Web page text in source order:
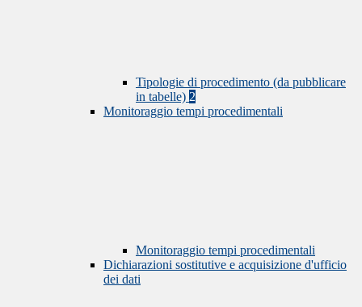
Tipologie di procedimento (da pubblicare
in tabelle) 2
Monitoraggio tempi procedimentali
Monitoraggio tempi procedimentali
Dichiarazioni sostitutive e acquisizione d'ufficio
dei dati